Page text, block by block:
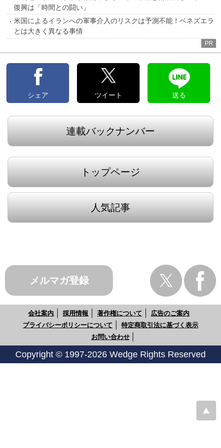
復興は「時間との闘い」
米国によるイランへの軍事介入のリスクは予測不能！ベネズエラ
とは大きく異なる事情
PR
シェア ツイート 送る
連載バックナンバー
トップページ
人気記事
メルマガ登録
会社案内 採用情報 著作権について
広告のご案内
プライバシーポリシーについて
特定商取引法に基づく表示
お問い合わせ
Copyright © 1997-2026 Wedge Rights Reserved